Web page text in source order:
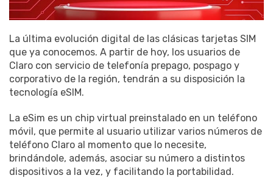
La última evolución digital de las clásicas tarjetas SIM
que ya conocemos. A partir de hoy, los usuarios de
Claro con servicio de telefonía prepago, pospago y
corporativo de la región, tendrán a su disposición la
tecnología eSIM.
La eSim es un chip virtual preinstalado en un teléfono
móvil, que permite al usuario utilizar varios números de
teléfono Claro al momento que lo necesite,
brindándole, además, asociar su número a distintos
dispositivos a la vez, y facilitando la portabilidad.